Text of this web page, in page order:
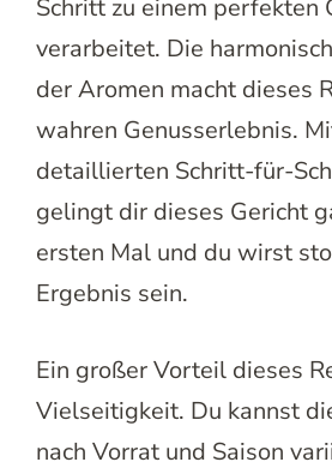
Schritt zu einem perfekten
verarbeitet. Die
der Aromen macht dieses
wahren Genusserlebnis.
detaillierten Schritt-für-
gelingt dir dieses Gericht
ersten Mal und du wirst
Ergebnis sein.
Ein großer Vorteil dieses
Vielseitigkeit. Du kannst
nach Vorrat und Saison